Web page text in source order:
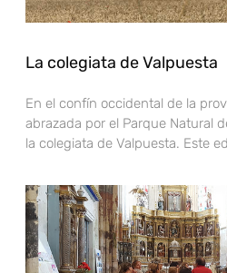
La colegiata de Valpuesta
En el confín occidental de la
abrazada por el Parque Natural
la colegiata de Valpuesta. Este